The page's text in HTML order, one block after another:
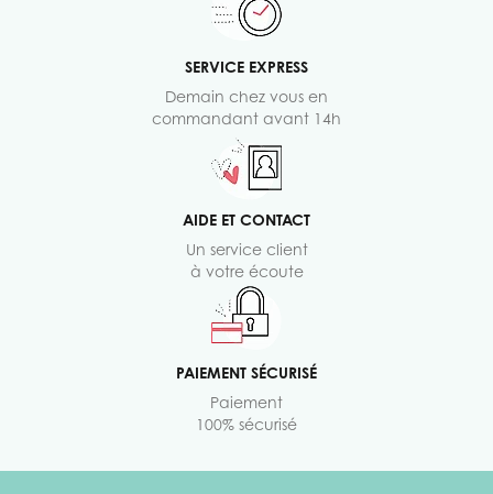
SERVICE EXPRESS
Demain chez vous en
commandant avant 14h
AIDE ET CONTACT
Un service client
à votre écoute
PAIEMENT SÉCURISÉ
Paiement
100% sécurisé